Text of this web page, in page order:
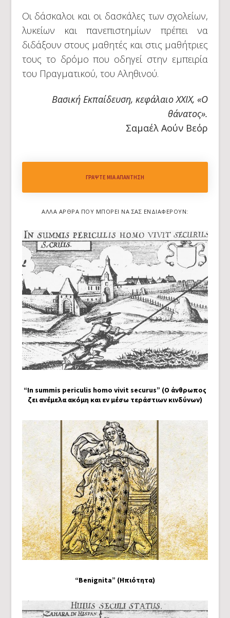
Οι δάσκαλοι και οι δασκάλες των σχολείων,
λυκείων και πανεπιστημίων πρέπει να
διδάξουν στους μαθητές και στις μαθήτριες
τους το δρόμο που οδηγεί στην εμπειρία
του Πραγματικού, του Αληθινού.
Βασική Εκπαίδευση, κεφάλαιο XXIX, «Ο
θάνατος».
Σαμαέλ Αούν Βεόρ
ΓΡΆΨΤΕ ΜΙΑ ΑΠΆΝΤΗΣΗ
ΆΛΛΑ ΆΡΘΡΑ ΠΟΥ ΜΠΟΡΕΊ ΝΑ ΣΑΣ ΕΝΔΙΑΦΈΡΟΥΝ:
“In summis periculis homo vivit securus” (Ο άνθρωπος
ζει ανέμελα ακόμη και εν μέσω τεράστιων κινδύνων)
“Benignita” (Ηπιότητα)